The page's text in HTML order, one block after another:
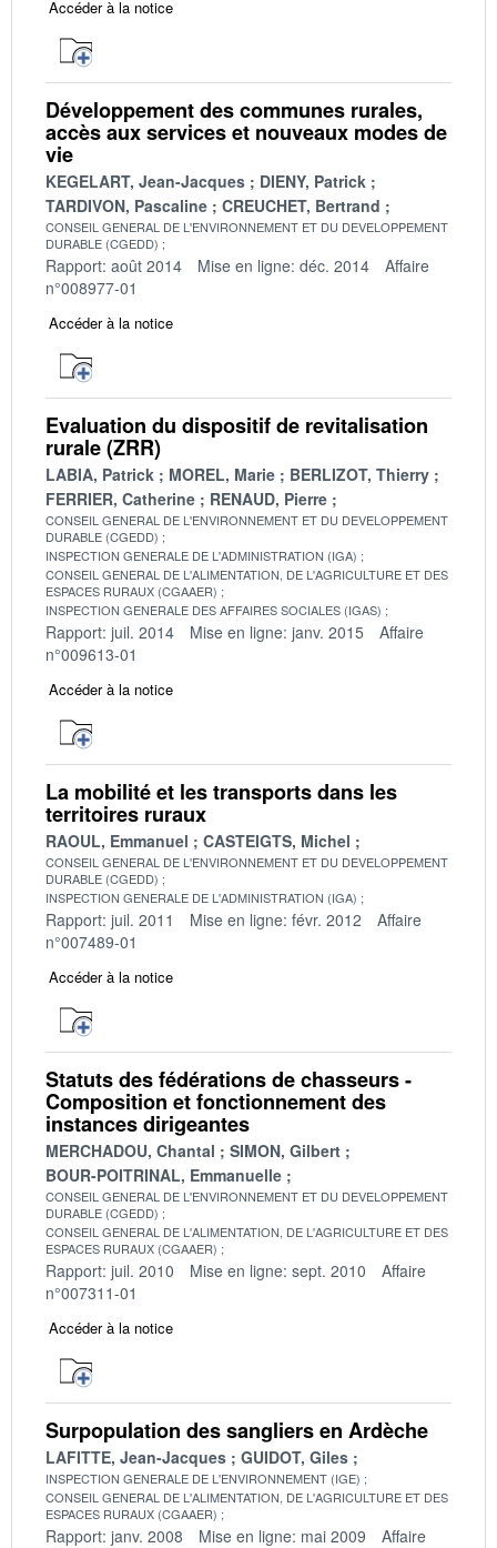
Accéder à la notice
Développement des communes rurales,
accès aux services et nouveaux modes de
vie
KEGELART, Jean-Jacques
DIENY, Patrick
TARDIVON, Pascaline
CREUCHET, Bertrand
CONSEIL GENERAL DE L'ENVIRONNEMENT ET DU DEVELOPPEMENT
DURABLE (CGEDD)
Rapport: août 2014 Mise en ligne: déc. 2014
Affaire
n°008977-01
Accéder à la notice
Evaluation du dispositif de revitalisation
rurale (ZRR)
LABIA, Patrick MOREL, Marie
BERLIZOT, Thierry
FERRIER, Catherine
RENAUD, Pierre
CONSEIL GENERAL DE L'ENVIRONNEMENT ET DU DEVELOPPEMENT
DURABLE (CGEDD)
INSPECTION GENERALE DE L'ADMINISTRATION (IGA)
CONSEIL GENERAL DE L'ALIMENTATION, DE L'AGRICULTURE ET DES
ESPACES RURAUX (CGAAER)
INSPECTION GENERALE DES AFFAIRES SOCIALES (IGAS)
Rapport: juil. 2014 Mise en ligne: janv. 2015
Affaire
n°009613-01
Accéder à la notice
La mobilité et les transports dans les
territoires ruraux
RAOUL, Emmanuel CASTEIGTS, Michel
CONSEIL GENERAL DE L'ENVIRONNEMENT ET DU DEVELOPPEMENT
DURABLE (CGEDD)
INSPECTION GENERALE DE L'ADMINISTRATION (IGA)
Rapport: juil. 2011 Mise en ligne: févr. 2012
Affaire
n°007489-01
Accéder à la notice
Statuts des fédérations de chasseurs -
Composition et fonctionnement des
instances dirigeantes
MERCHADOU, Chantal
SIMON, Gilbert
BOUR-POITRINAL, Emmanuelle
CONSEIL GENERAL DE L'ENVIRONNEMENT ET DU DEVELOPPEMENT
DURABLE (CGEDD)
CONSEIL GENERAL DE L'ALIMENTATION, DE L'AGRICULTURE ET DES
ESPACES RURAUX (CGAAER)
Rapport: juil. 2010 Mise en ligne: sept. 2010
Affaire
n°007311-01
Accéder à la notice
Surpopulation des sangliers en Ardèche
LAFITTE, Jean-Jacques GUIDOT, Giles
INSPECTION GENERALE DE L'ENVIRONNEMENT (IGE)
CONSEIL GENERAL DE L'ALIMENTATION, DE L'AGRICULTURE ET DES
ESPACES RURAUX (CGAAER)
Rapport: janv. 2008 Mise en ligne: mai 2009
Affaire